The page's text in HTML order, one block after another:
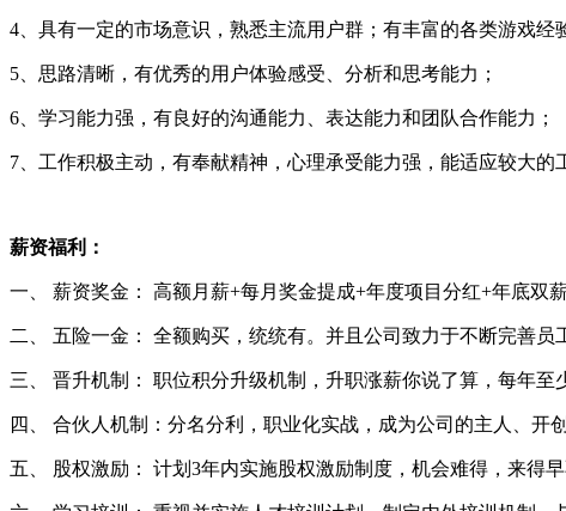
4、具有一定的市场意识，熟悉主流用户群；有丰富的各类游戏
5、思路清晰，有优秀的用户体验感受、分析和思考能力；
6、学习能力强，有良好的沟通能力、表达能力和团队合作能力；
7、工作积极主动，有奉献精神，心理承受能力强，能适应较大的
薪资福利：
一、 薪资奖金： 高额月薪+每月奖金提成+年度项目分红+年底双
二、 五险一金： 全额购买，统统有。并且公司致力于不断完善员
三、 晋升机制： 职位积分升级机制，升职涨薪你说了算，每年至
四、 合伙人机制：分名分利，职业化实战，成为公司的主人、开创
五、 股权激励： 计划3年内实施股权激励制度，机会难得，来得早